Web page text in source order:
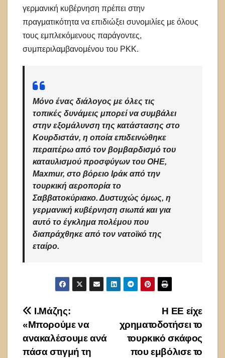
γερμανική κυβέρνηση πρέπει στην
πραγματικότητα να επιδιώξει συνομιλίες με όλους
τους εμπλεκόμενους παράγοντες,
συμπεριλαμβανομένου του PKK.
Μόνο ένας διάλογος με όλες τις
τοπικές δυνάμεις μπορεί να συμβάλει
στην εξομάλυνση της κατάστασης στο
Κουρδιστάν, η οποία επιδεινώθηκε
περαιτέρω από τον βομβαρδισμό του
καταυλισμού προσφύγων του ΟΗΕ,
Maxmur, στο βόρειο Ιράκ από την
τουρκική αεροπορία το
Σαββατοκύριακο. Δυστυχώς όμως, η
γερμανική κυβέρνηση σιωπά και για
αυτό το έγκλημα πολέμου που
διαπράχθηκε από τον νατοϊκό της
εταίρο.
Πλοήγηση
άρθρων
H EE είχε
χρηματοδοτήσει το
τουρκικό σκάφος
που εμβόλισε το
Ι.Μάζης:
«Μπορούμε να
ανακαλέσουμε ανά
πάσα στιγμή τη